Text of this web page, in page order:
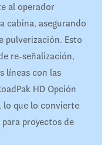
al operador
cabina, asegurando
pulverización. Esto
re-señalización,
líneas con las
HD Opción
lo que lo convierte
proyectos de